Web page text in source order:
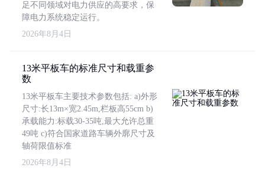
足不同领域对电力供应的高要求，保
障电力系统稳定运行。
2026年8月4日
13米平板车的标准尺寸和载重参
数
13米平板车主要技术参数包括: a)外形
尺寸:长13m×宽2.45m,栏板高55cm b)
承载能力:标载30-35吨,最大允许总重
49吨 c)符合国家道路车辆外廓尺寸及
轴荷限值标准
2026年8月4日